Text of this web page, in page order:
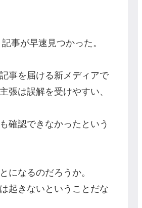
事が早速見つかった。
事を届ける新メディアで
張は誤解を受けやすい、
確認できなかったという
になるのだろうか。
起きないということだな